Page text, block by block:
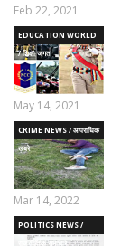
Feb 22, 2021
EDUCATION WORLD
/ शिक्षा जगत
May 14, 2021
CRIME NEWS / आपराधिक
ख़बरे
Mar 14, 2022
POLITICS NEWS /
राजनीतिक समाचार